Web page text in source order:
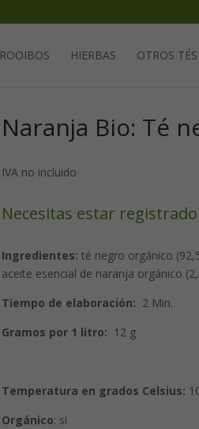
ROOIBOS HIERBAS OTROS TÉS
Naranja Bio: Té
IVA no incluido
Necesitas estar
Ingredientes: té negro orgánico
aceite esencial de naranja orgánico
Tiempo de elaboración: 2 Min.
Gramos por 1 litro: 12 g
Temperatura en grados Celsius:
Orgánico: si